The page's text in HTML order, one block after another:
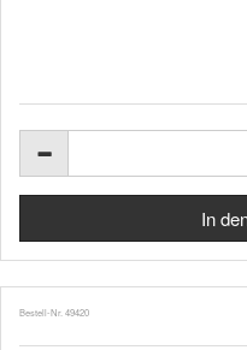
Bestell-Nr. 49420